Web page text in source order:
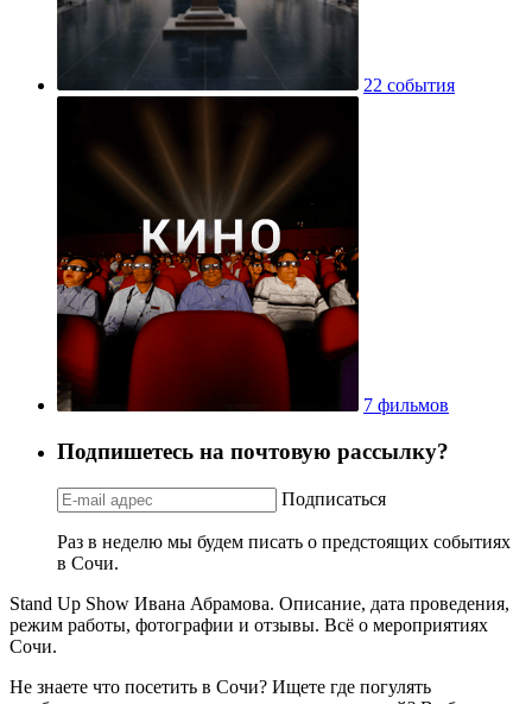
22 события
7 фильмов
Подпишетесь на почтовую рассылку?
Подписаться
Раз в неделю мы будем писать о предстоящих событиях
в Сочи.
Stand Up Show Ивана Абрамова. Описание, дата проведения,
режим работы, фотографии и отзывы. Всё о мероприятиях
Сочи.
Не знаете что посетить в Сочи? Ищете где погулять